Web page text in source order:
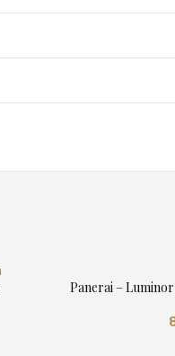
Panerai – Luminor